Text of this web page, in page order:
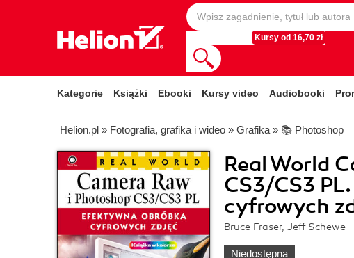
Kursy od 16,70 zł
Kategorie Książki Ebooki Kursy video Audiobooki
Helion.pl » Fotografia, grafika i wideo » Grafika » 📚 Photoshop
Real World
CS3/CS3
cyfrowych
Bruce Fraser, Jeff Schewe
Niedostępna